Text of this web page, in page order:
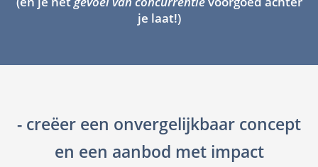
je laat!)
- creëer een onvergelijkbaar concept
en een aanbod met impact